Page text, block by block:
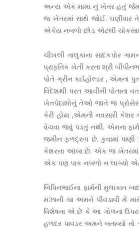
અન્ય એક મામા નું ખેતર હતું
જ ખેતરમાં સાથે જોઈ.
એકેય નબળો છોડ એટલી
ચીખલી તાલુકાના સાદકપોર
પ્રાકૃતિક ખેતી કરતા શ્રી
પોતે ગ્રીન કાર્ડહોલ્ડર , એમના
વિદેશથી પરત આવીની પોતાના
ખેતપેદાશોનું તેઓ જાતે જ પ્રોસેસ
કેરી હોય ,એમની નવસારી કેશર
વેચવા જવું પડતું નથી. એમના
જમીન ફળદ્રુપ છે. કુવામાં પાણી
કેશરના આંબા છે. એક જ ખેતરમાં
એક પણ પાક નબળો ન લાગ્યો
બિપિનભાઈના ફાર્મની
મઝાની ચા અમને પીવડાવી મેં
વિશેષતા એ છે કે આ ગોળના
હળદર પાવડર અમને બતાવ્યો